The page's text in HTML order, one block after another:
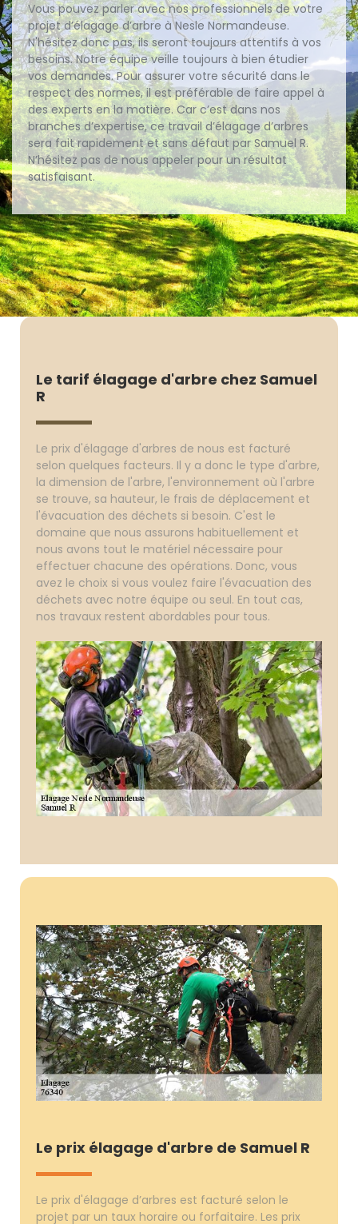
Vous pouvez parler avec nos professionnels de votre
projet d’élagage d’arbre à Nesle Normandeuse.
N'hésitez donc pas, ils seront toujours attentifs à vos
besoins. Notre équipe veille toujours à bien étudier
vos demandes. Pour assurer votre sécurité dans le
respect des normes, il est préférable de faire appel à
des experts en la matière. Car c’est dans nos
branches d’expertise, ce travail d’élagage d’arbres
sera fait rapidement et sans défaut par Samuel R.
N’hésitez pas de nous appeler pour un résultat
satisfaisant.
Le tarif élagage d'arbre chez Samuel
R
Le prix d'élagage d'arbres de nous est facturé
selon quelques facteurs. Il y a donc le type d'arbre,
la dimension de l'arbre, l'environnement où l'arbre
se trouve, sa hauteur, le frais de déplacement et
l'évacuation des déchets si besoin. C'est le
domaine que nous assurons habituellement et
nous avons tout le matériel nécessaire pour
effectuer chacune des opérations. Donc, vous
avez le choix si vous voulez faire l'évacuation des
déchets avec notre équipe ou seul. En tout cas,
nos travaux restent abordables pour tous.
Le prix élagage d'arbre de Samuel R
Le prix d'élagage d’arbres est facturé selon le
projet par un taux horaire ou forfaitaire. Les prix